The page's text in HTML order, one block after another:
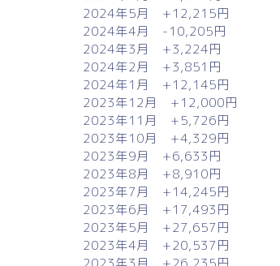
2024年5月 +12,215円
2024年4月 -10,205円
2024年3月 +3,224円
2024年2月 +3,851円
2024年1月 +12,145円
2023年12月 +12,000円
2023年11月 +5,726円
2023年10月 +4,329円
2023年9月 +6,633円
2023年8月 +8,910円
2023年7月 +14,245円
2023年6月 +17,493円
2023年5月 +27,657円
2023年4月 +20,537円